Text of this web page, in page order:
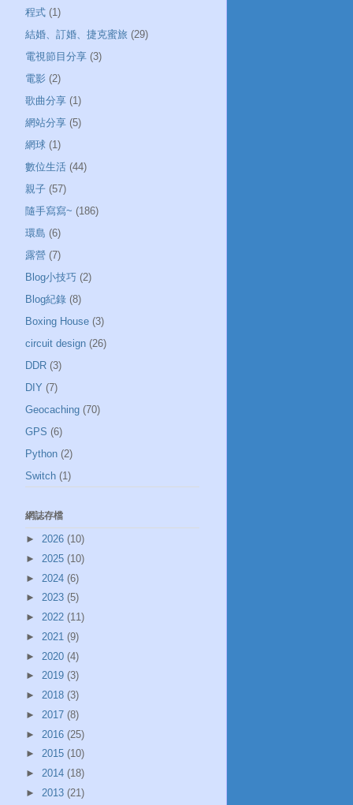
程式 (1)
結婚、訂婚、捷克蜜旅 (29)
電視節目分享 (3)
電影 (2)
歌曲分享 (1)
網站分享 (5)
網球 (1)
數位生活 (44)
親子 (57)
隨手寫寫~ (186)
環島 (6)
露營 (7)
Blog小技巧 (2)
Blog紀錄 (8)
Boxing House (3)
circuit design (26)
DDR (3)
DIY (7)
Geocaching (70)
GPS (6)
Python (2)
Switch (1)
網誌存檔
► 2026 (10)
► 2025 (10)
► 2024 (6)
► 2023 (5)
► 2022 (11)
► 2021 (9)
► 2020 (4)
► 2019 (3)
► 2018 (3)
► 2017 (8)
► 2016 (25)
► 2015 (10)
► 2014 (18)
► 2013 (21)